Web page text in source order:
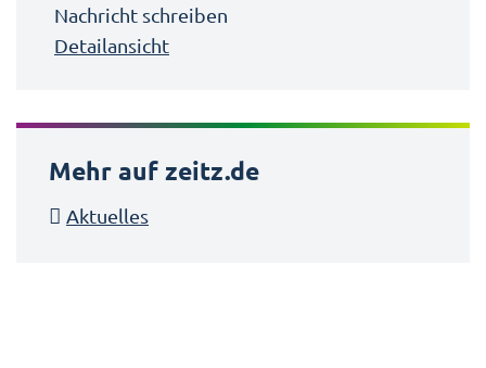
Nachricht schreiben
Detailansicht
Mehr auf zeitz.de
Aktuelles